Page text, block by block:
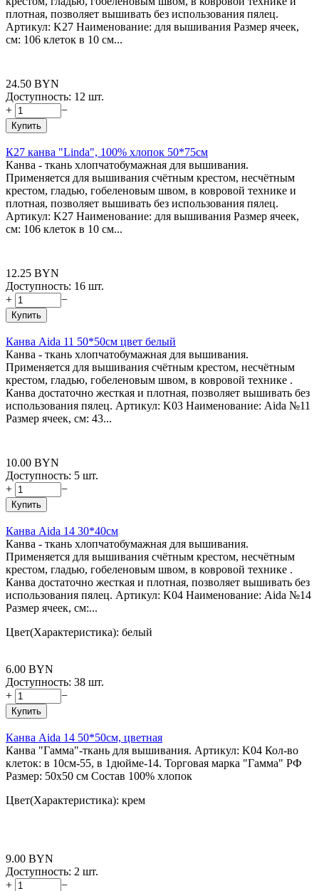
плотная, позволяет вышивать без использования пялец.
Артикул: K27 Наименование: для вышивания Размер ячеек,
см: 106 клеток в 10 см...
24.50 BYN
Доступность: 12 шт.
+
−
Купить
К27 канва "Linda", 100% хлопок 50*75см
Канва - ткань хлопчатобумажная для вышивания.
Применяется для вышивания счётным крестом, несчётным
крестом, гладью, гобеленовым швом, в ковровой технике и
плотная, позволяет вышивать без использования пялец.
Артикул: K27 Наименование: для вышивания Размер ячеек,
см: 106 клеток в 10 см...
12.25 BYN
Доступность: 16 шт.
+
−
Купить
Канва Aida 11 50*50см цвет белый
Канва - ткань хлопчатобумажная для вышивания.
Применяется для вышивания счётным крестом, несчётным
крестом, гладью, гобеленовым швом, в ковровой технике .
Канва достаточно жесткая и плотная, позволяет вышивать без
использования пялец. Артикул: K03 Наименование: Aida №11
Размер ячеек, см: 43...
10.00 BYN
Доступность: 5 шт.
+
−
Купить
Канва Aida 14 30*40см
Канва - ткань хлопчатобумажная для вышивания.
Применяется для вышивания счётным крестом, несчётным
крестом, гладью, гобеленовым швом, в ковровой технике .
Канва достаточно жесткая и плотная, позволяет вышивать без
использования пялец. Артикул: K04 Наименование: Aida №14
Размер ячеек, см:...
Цвет(Характеристика): белый
6.00 BYN
Доступность: 38 шт.
+
−
Купить
Канва Aida 14 50*50см, цветная
Канва "Гамма"-ткань для вышивания. Артикул: K04 Кол-во
клеток: в 10см-55, в 1дюйме-14. Торговая марка "Гамма" РФ
Размер: 50x50 см Состав 100% хлопок
Цвет(Характеристика): крем
9.00 BYN
Доступность: 2 шт.
+
−